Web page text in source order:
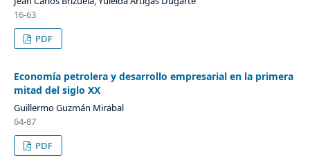
16-63
PDF
Economía petrolera y desarrollo empresarial en la primera
mitad del siglo XX
Guillermo Guzmán Mirabal
64-87
PDF